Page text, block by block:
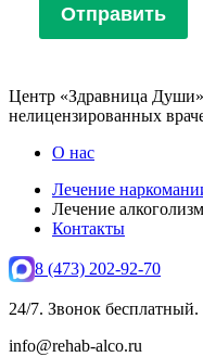
Центр «Здравница Души»
нелицензированных
О нас
Лечение
Лечение
Контакты
8 (473) 202-92-70
24/7. Звонок
info@rehab-alco.ru